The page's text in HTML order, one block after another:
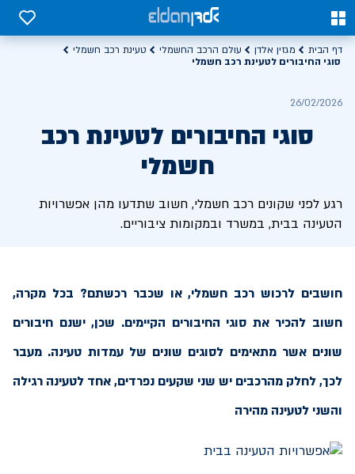
0
0
דף הבית מגזין אלדן עולם הרכב החשמלי
טעינת רכב חשמלי
סוגי החיבורים לטעינת רכב חשמלי
26/02/2026
סוגי החיבורים לטעינת רכב
חשמלי
רגע לפני שקונים רכב חשמלי, חשוב שתדעו מהן אפשרויות
הטעינה בבית, במשרד ובמקומות ציבוריים.
חושבים לרכוש רכב חשמלי, או שכבר רכשתם? בכל מקרה,
חשוב להכיר את סוגי החיבורים הקיימים. שכן, ישנם חיבורים
שונים אשר מתאימים לסוגים שונים של עמדות טעינה. מעבר
לכך, לחלק מהרכבים יש שני שקעים נפרדים, אחד לטעינה רגילה
והשני לטעינה מהירה